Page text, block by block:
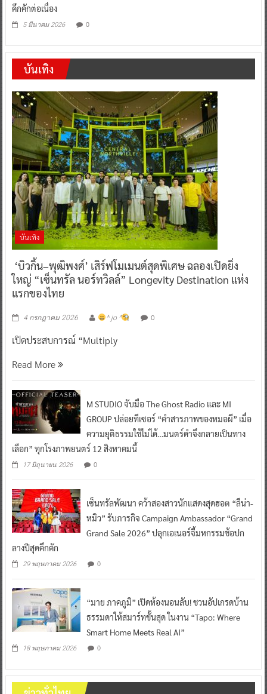
คึกคักต่อเนื่อง
5 มีนาคม 2026 0
บันเทิง
บันเทิง
‘บิวกิ้น–พุฒิพงศ์’ เสิร์ฟโมเมนต์สุดพิเศษ ฉลองเปิดยิ่ง
ใหญ่ “เซ็นทรัล นอร์ทวิลล์” Longevity Destination แห่ง
แรกของไทย
4 กรกฎาคม 2026 ^ jo ^ 0
เปิดประสบการณ์ “Multiply
Read More
M STUDIO จับมือ The Ghost Radio และ MI
GROUP ปล่อยทีเซอร์ “คำสารภาพของหมอผี” เมื่อ
ความยุติธรรมใช้ไม่ได้…มนตร์ดำจึงกลายเป็นทาง
เลือก” ทุกโรงภาพยนตร์ 12 สิงหาคมนี้
17 มิถุนายน 2026 0
เซ็นทรัลพัฒนา คว้าสองสาวนักแสดงสุดฮอต “ลีน่า-
หมิว” รับภารกิจ Campaign Ambassador “Grand
Grand Sale 2026” ปลุกเอเนอร์จี้มหกรรมช้อปก
ลางปีสุดคึกคัก
29 พฤษภาคม 2026 0
“มาย ภาคภูมิ” เปิดห้องนอนลับ! ชวนอัปเกรดบ้าน
ธรรมดาให้สมาร์ทขั้นสุด ในงาน “Tapo: Where
Smart Home Meets Real AI”
18 พฤษภาคม 2026 0